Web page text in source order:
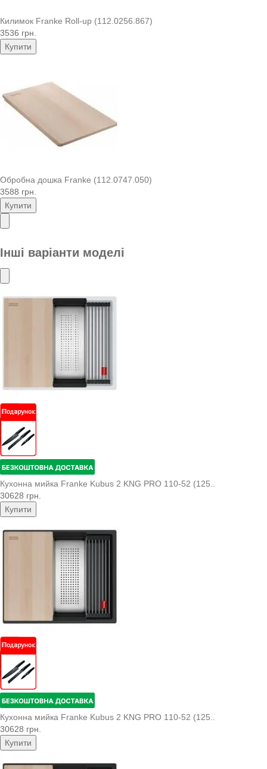
Килимок Franke Roll-up (112.0256.867)
3536 грн.
Купити
Обробна дошка Franke (112.0747.050)
3588 грн.
Купити
Інші варіанти моделі
Кухонна мийка Franke Kubus 2 KNG PRO 110-52 (125..
30628 грн.
Купити
Кухонна мийка Franke Kubus 2 KNG PRO 110-52 (125..
30628 грн.
Купити